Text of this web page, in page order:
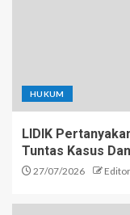
HUKUM
LIDIK
Tuntas Kasus
27/07/2026